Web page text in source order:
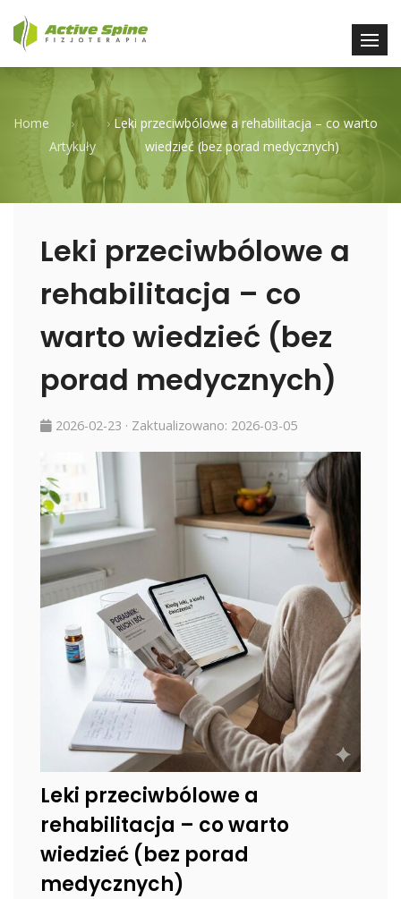
Home
›
Artykuły
› Leki przeciwbólowe a rehabilitacja – co warto
wiedzieć (bez porad medycznych)
Leki przeciwbólowe a
rehabilitacja – co
warto wiedzieć (bez
porad medycznych)
2026-02-23 · Zaktualizowano: 2026-03-05
Leki przeciwbólowe a
rehabilitacja – co warto
wiedzieć (bez porad
medycznych)